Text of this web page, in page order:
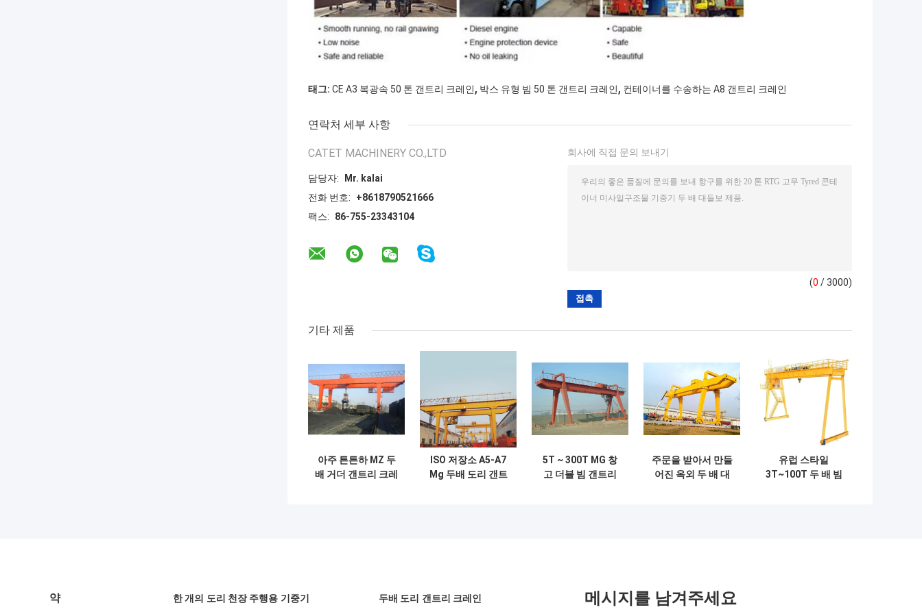
태그: CE A3 복광속 50 톤 갠트리 크레인, 박스 유형 빔 50 톤 갠트리 크레인, 컨테이너를 수송하는 A8 갠트리 크레인
연락처 세부 사항
CATET MACHINERY CO.,LTD
담당자:
Mr. kalai
전화 번호:
+8618790521666
팩스:
86-755-23343104
회사에 직접 문의 보내기
(0 / 3000)
기타 제품
아주 튼튼하 MZ 두
배 거더 갠트리 크레
ISO 저장소 A5-A7
Mg 두배 도리 갠트
5T ~ 300T MG 창
고 더블 빔 갠트리
주문을 받아서 만들
어진 옥외 두 배 대
유럽 스타일
3T~100T 두 배 빔
약 한 개의 도리 천장 주행용 기중기 두배 도리 갠트리 크레인 메시지를 남겨주세요